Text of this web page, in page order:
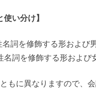
い分け】
を修飾する形および男
を修飾する形および
もに異なりますので、